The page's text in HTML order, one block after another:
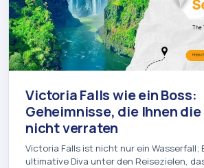
Victoria Falls wie ein Boss:
Geheimnisse, die Ihnen
nicht verraten
Victoria Falls ist nicht nur ein Wasserfall;
ultimative Diva unter den Reisezielen,